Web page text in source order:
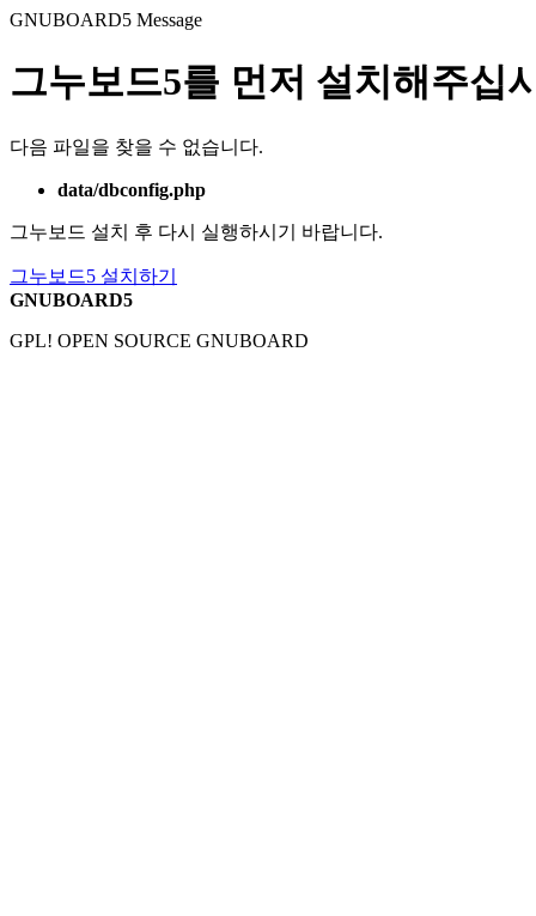
GNUBOARD5 Message
그누보드5를 먼저 설치해주십
다음 파일을 찾을 수 없습니다.
data/dbconfig.php
그누보드 설치 후 다시 실행하시기 바랍니다.
그누보드5 설치하기
GNUBOARD5
GPL! OPEN SOURCE GNUBOARD